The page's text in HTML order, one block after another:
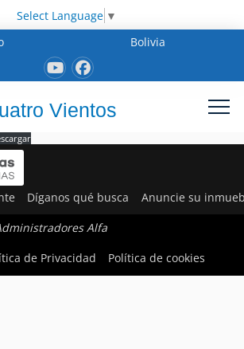
Select Language ▼
Bolivia
Vientos
Díganos qué busca Anuncie su
Alfa
de Privacidad Política de cookies